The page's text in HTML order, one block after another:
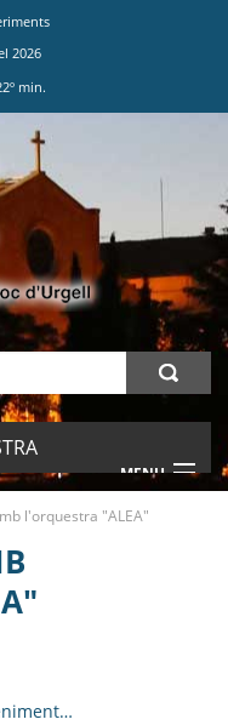
2026
º min.
MENU
l'orquestra "ALEA"